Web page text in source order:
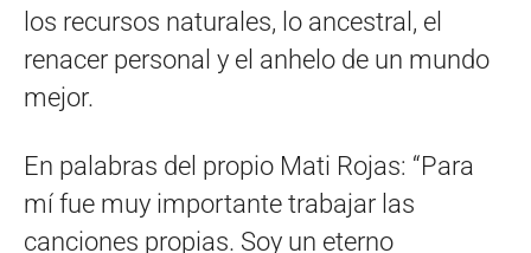
los recursos naturales, lo ancestral, el
renacer personal y el anhelo de un mundo
mejor.
En palabras del propio Mati Rojas: “Para
mí fue muy importante trabajar las
canciones propias. Soy un eterno